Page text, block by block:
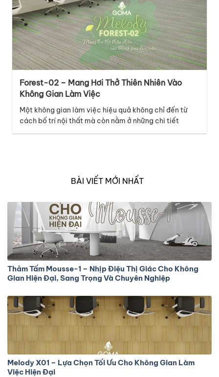
Forest-02 – Mang Hơi Thở Thiên Nhiên Vào
Không Gian Làm Việc
Một không gian làm việc hiệu quả không chỉ đến từ
cách bố trí nội thất mà còn nằm ở những chi tiết
tưởng chừng nhỏ như bề mặt sàn. Thuộc bộ sưu tập
BÀI VIẾT MỚI NHẤT
Thảm Tấm Mousse-1 – Nhịp Điệu Thị Giác Cho Không
Gian Hiện Đại, Sang Trọng Và Chuyên Nghiệp
Melody X01 – Lựa Chọn Tối Ưu Cho Không Gian Làm
Việc Hiện Đại